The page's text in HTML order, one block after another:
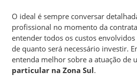
O ideal é sempre conversar
profissional no momento da
entender todos os custos
de quanto será necessário investir.
entenda melhor sobre a atuação de
particular na Zona Sul.